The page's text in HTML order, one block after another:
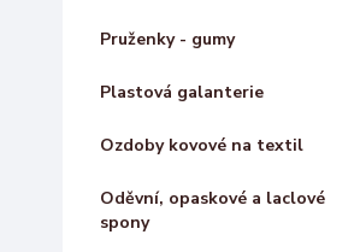
Pruženky - gumy
Plastová galanterie
Ozdoby kovové na textil
Oděvní, opaskové a laclové
spony